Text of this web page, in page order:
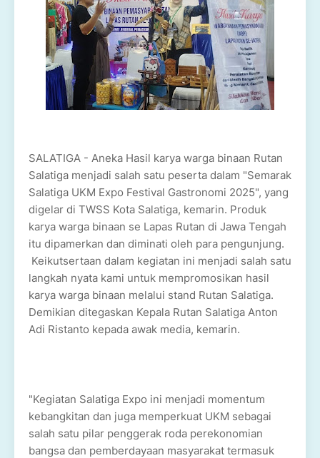
SALATIGA - Aneka Hasil karya warga binaan Rutan
Salatiga menjadi salah satu peserta dalam "Semarak
Salatiga UKM Expo Festival Gastronomi 2025", yang
digelar di TWSS Kota Salatiga, kemarin. Produk
karya warga binaan se Lapas Rutan di Jawa Tengah
itu dipamerkan dan diminati oleh para pengunjung.
Keikutsertaan dalam kegiatan ini menjadi salah satu
langkah nyata kami untuk mempromosikan hasil
karya warga binaan melalui stand Rutan Salatiga.
Demikian ditegaskan Kepala Rutan Salatiga Anton
Adi Ristanto kepada awak media, kemarin.
"Kegiatan Salatiga Expo ini menjadi momentum
kebangkitan dan juga memperkuat UKM sebagai
salah satu pilar penggerak roda perekonomian
bangsa dan pemberdayaan masyarakat termasuk